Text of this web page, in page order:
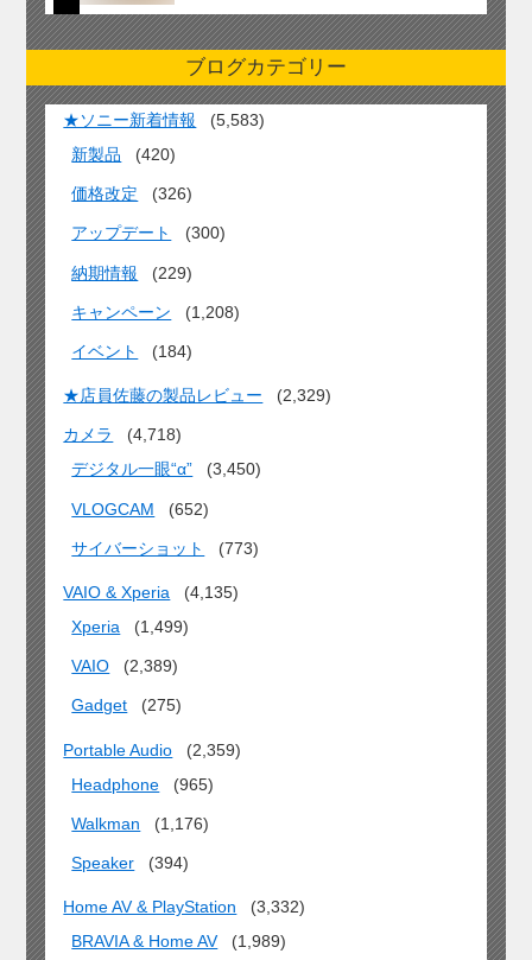
ブログカテゴリー
★ソニー新着情報
(5,583)
新製品
(420)
価格改定 (326)
アップデート (300)
納期情報 (229)
キャンペーン (1,208)
イベント (184)
★店員佐藤の製品レビュー (2,329)
カメラ
(4,718)
デジタル一眼“α”
(3,450)
VLOGCAM (652)
サイバーショット (773)
VAIO & Xperia
(4,135)
Xperia
(1,499)
VAIO (2,389)
Gadget (275)
Portable Audio
(2,359)
Headphone
(965)
Walkman (1,176)
Speaker (394)
Home AV & PlayStation
(3,332)
BRAVIA & Home AV
(1,989)